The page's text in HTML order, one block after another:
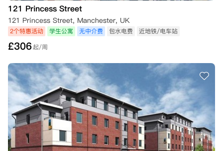
121 Princess Street
121 Princess Street, Manchester, UK
2个特惠活动 学生公寓 无中介费 包水电费 近地铁/电车站
£306起/周